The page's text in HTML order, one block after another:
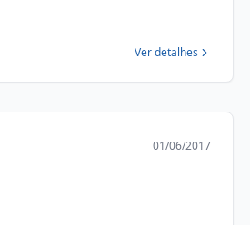
Ver detalhes
01/06/2017